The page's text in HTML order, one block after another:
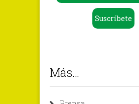
Suscríbete
Más…